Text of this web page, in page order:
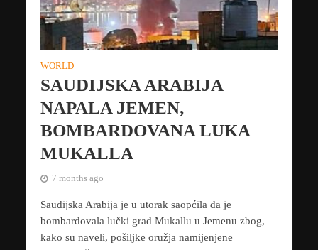
WORLD
SAUDIJSKA ARABIJA
NAPALA JEMEN,
BOMBARDOVANA LUKA
MUKALLA
7 months ago
Saudijska Arabija je u utorak saopćila da je
bombardovala lučki grad Mukallu u Jemenu zbog,
kako su naveli, pošiljke oružja namijenjene